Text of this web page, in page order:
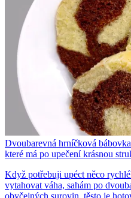
Dvoubarevná hrníčková
které má po upečení krásnou
Když potřebuji upéct něco
vytahovat váha, sahám po